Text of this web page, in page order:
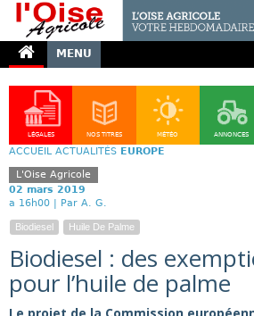
MENU
LÉGALES NOS TITRES MÉTÉO ANNONCES
ACCUEIL ACTUALITÉS EUROPE
L'Oise Agricole
02 mars 2019
a 16h00 | Par A. G.
Biodiesel Huile De Palme
Biodiesel : des
pour l’huile de palme